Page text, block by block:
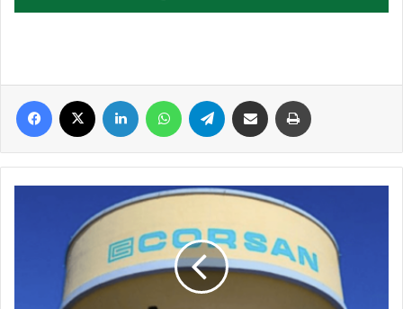
Facebook Linkedin WhatsAppTelegram Compartilhar via e-mail
Encantado